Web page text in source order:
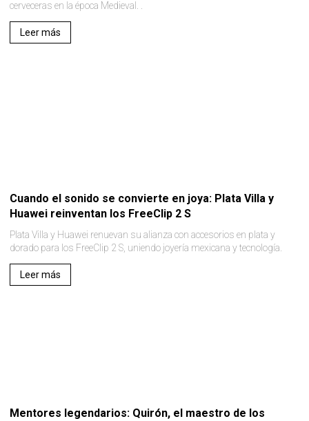
cerveceras en la época Medieval. .
Leer más
Cuando el sonido se convierte en joya: Plata Villa y
Huawei reinventan los FreeClip 2 S
Plata Villa y Huawei renuevan su alianza con accesorios en plata y
dorado para los FreeClip 2 S, uniendo joyería mexicana y tecnología.
Leer más
Mentores legendarios: Quirón, el maestro de los